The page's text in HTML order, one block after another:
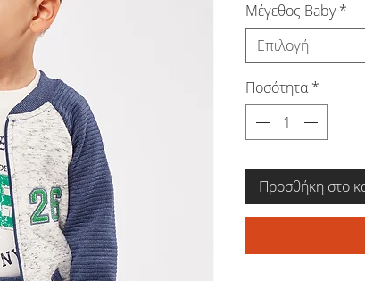
Μέγεθος Baby *
Επιλογή
Ποσότητα *
Προσθήκη στο